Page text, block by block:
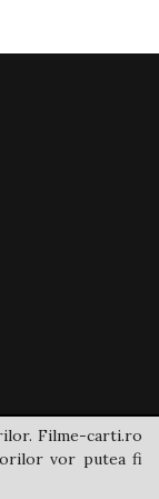
Filme-carti.ro
vor putea fi